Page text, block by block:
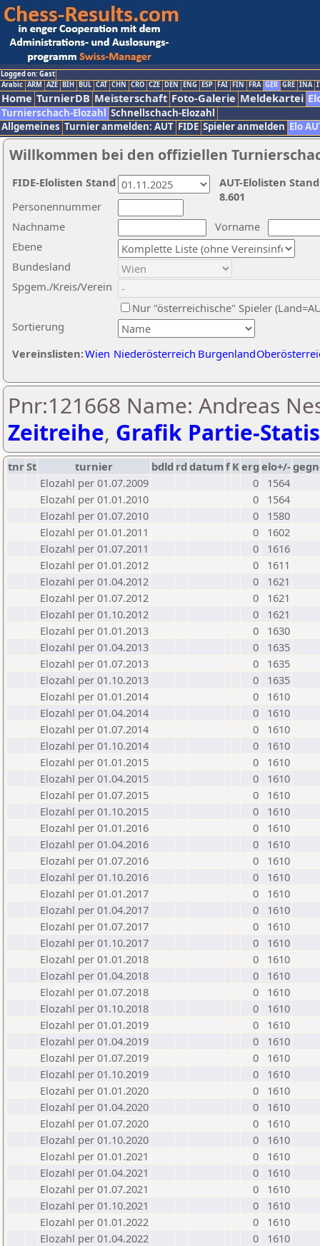
Logged on: Gast
Arabic ARM AZE BIH BUL CAT CHN CRO CZE DEN ENG ESP FAI FIN FRA GER GRE INA
Home TurnierDB Meisterschaft Foto-Galerie Meldekartei
Turnierschach-Elozahl Schnellschach-Elozahl
Allgemeines Turnier anmelden: AUT FIDE Spieler anmelden Elo
Willkommen bei den offiziellen
Nachname
Vorname
Ebene
Sortierung
Personennummer
Bundesland
Spgem./Kreis/Verein
Nur "österreichische" Spieler
Vereinslisten:Wien Niederösterreich Burgenland
AUT-Elolisten
8.601
FIDE-Elolisten Stand
Pnr:121668 Name: Andreas
Zeitreihe, Grafik Partie-
tnrSt turnier bdld rd datumf Kerg elo+/-
Elozahl per 01.07.2009
0
1564
Elozahl per 01.01.2010
0
1564
Elozahl per 01.07.2010
0
1580
Elozahl per 01.01.2011
0
1602
Elozahl per 01.07.2011
0
1616
Elozahl per 01.01.2012
0
1611
Elozahl per 01.04.2012
0
1621
Elozahl per 01.07.2012
0
1621
Elozahl per 01.10.2012
0
1621
Elozahl per 01.01.2013
0
1630
Elozahl per 01.04.2013
0
1635
Elozahl per 01.07.2013
0
1635
Elozahl per 01.10.2013
0
1635
Elozahl per 01.01.2014
0
1610
Elozahl per 01.04.2014
0
1610
Elozahl per 01.07.2014
0
1610
Elozahl per 01.10.2014
0
1610
Elozahl per 01.01.2015
0
1610
Elozahl per 01.04.2015
0
1610
Elozahl per 01.07.2015
0
1610
Elozahl per 01.10.2015
0
1610
Elozahl per 01.01.2016
0
1610
Elozahl per 01.04.2016
0
1610
Elozahl per 01.07.2016
0
1610
Elozahl per 01.10.2016
0
1610
Elozahl per 01.01.2017
0
1610
Elozahl per 01.04.2017
0
1610
Elozahl per 01.07.2017
0
1610
Elozahl per 01.10.2017
0
1610
Elozahl per 01.01.2018
0
1610
Elozahl per 01.04.2018
0
1610
Elozahl per 01.07.2018
0
1610
Elozahl per 01.10.2018
0
1610
Elozahl per 01.01.2019
0
1610
Elozahl per 01.04.2019
0
1610
Elozahl per 01.07.2019
0
1610
Elozahl per 01.10.2019
0
1610
Elozahl per 01.01.2020
0
1610
Elozahl per 01.04.2020
0
1610
Elozahl per 01.07.2020
0
1610
Elozahl per 01.10.2020
0
1610
Elozahl per 01.01.2021
0
1610
Elozahl per 01.04.2021
0
1610
Elozahl per 01.07.2021
0
1610
Elozahl per 01.10.2021
0
1610
Elozahl per 01.01.2022
0
1610
Elozahl per 01.04.2022
0
1610